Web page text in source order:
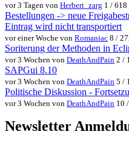
vor 3 Tagen von Herbert_zarg 1 / 618
Bestellungen -> neue
Eintrag wird nicht transportiert
vor einer Woche von Romaniac 8 /
Soriterung der Methoden in
vor 3 Wochen von DeathAndPain 2 /
SAPGui 8.10
vor 3 Wochen von DeathAndPain 5 /
Politische Diskussion -
vor 3 Wochen von DeathAndPain 10
Newsletter